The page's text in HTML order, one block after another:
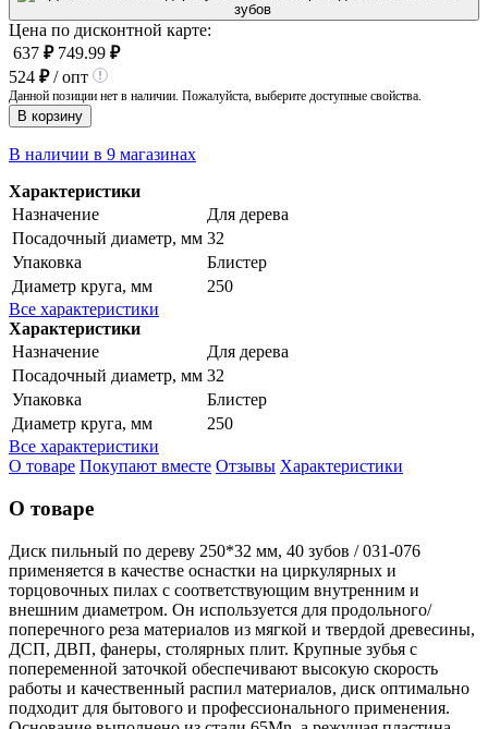
Цена по дисконтной карте:
637 ₽ 749.99 ₽
524 ₽/ опт
Данной позиции нет в наличии. Пожалуйста, выберите доступные свойства.
В корзину
В наличии в 9 магазинах
Характеристики
Назначение
Для дерева
Посадочный диаметр, мм 32
Упаковка
Блистер
Диаметр круга, мм
250
Все характеристики
Характеристики
Назначение
Для дерева
Посадочный диаметр, мм 32
Упаковка
Блистер
Диаметр круга, мм
250
Все характеристики
О товаре Покупают вместе Отзывы Характеристики
О товаре
Диск пильный по дереву 250*32 мм, 40 зубов / 031-076
применяется в качестве оснастки на циркулярных и
торцовочных пилах с соответствующим внутренним и
внешним диаметром. Он используется для продольного/
поперечного реза материалов из мягкой и твердой древесины,
ДСП, ДВП, фанеры, столярных плит. Крупные зубья с
попеременной заточкой обеспечивают высокую скорость
работы и качественный распил материалов, диск оптимально
подходит для бытового и профессионального применения.